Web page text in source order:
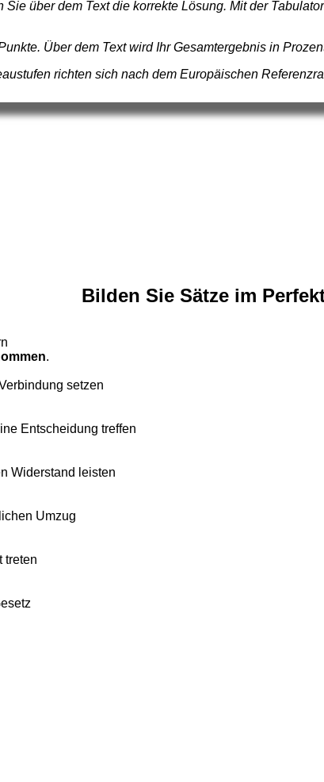
über dem Text die korrekte Lösung. Mit der
Über dem Text wird Ihr Gesamtergebnis in
richten sich nach dem Europäischen
Bilden Sie Sätze im
.
setzen
Entscheidung treffen
Widerstand leisten
Umzug
treten